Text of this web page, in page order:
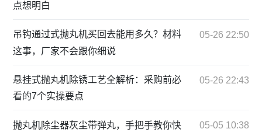
点想明白
吊钩通过式抛丸机买回去能用多久？材料
这事，厂家不会跟你细说
05-26 22:50
悬挂式抛丸机除锈工艺全解析：采购前必
看的7个实操要点
05-26 22:43
抛丸机除尘器灰尘带弹丸，手把手教你快
05-05 10:38